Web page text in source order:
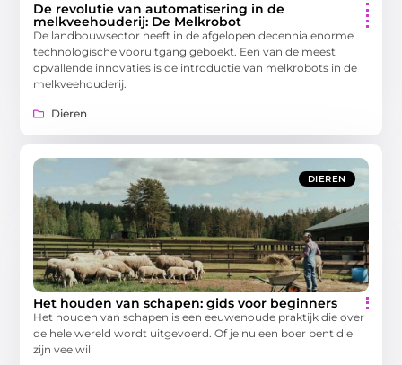
De revolutie van automatisering in de
melkveehouderij: De Melkrobot
De landbouwsector heeft in de afgelopen decennia enorme
technologische vooruitgang geboekt. Een van de meest
opvallende innovaties is de introductie van melkrobots in de
melkveehouderij.
Dieren
DIEREN
Het houden van schapen: gids voor beginners
Het houden van schapen is een eeuwenoude praktijk die over
de hele wereld wordt uitgevoerd. Of je nu een boer bent die
zijn vee wil